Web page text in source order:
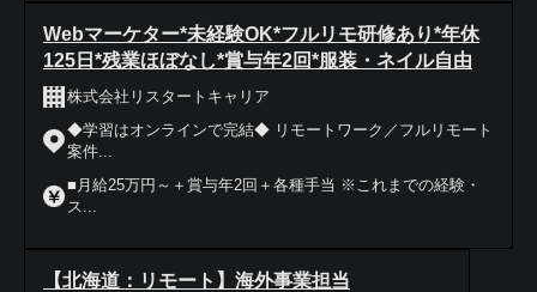
Webマーケター*未経験OK*フルリモ研修あり*年休
125日*残業ほぼなし*賞与年2回*服装・ネイル自由
株式会社リスタートキャリア
◆学習はオンラインで完結◆ リモートワーク／フルリモート
案件...
■月給25万円～＋賞与年2回＋各種手当 ※これまでの経験・
ス...
【北海道：リモート】海外事業担当